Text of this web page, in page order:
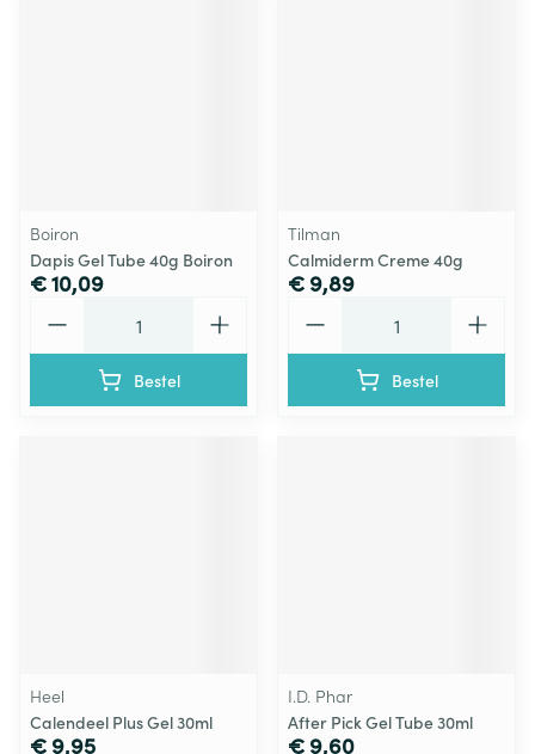
Boiron
Dapis Gel Tube 40g Boiron
€ 10,09
Bestel
Tilman
Calmiderm Creme 40g
€ 9,89
Bestel
Heel
Calendeel Plus Gel 30ml
€ 9,95
I.D. Phar
After Pick Gel Tube 30ml
€ 9,60